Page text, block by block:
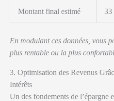
Montant final estimé 33
En modulant ces données, vous
plus rentable ou la plus
3. Optimisation des Revenus
Intérêts
Un des fondements de l’épargne